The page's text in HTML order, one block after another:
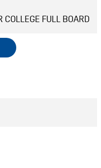
COLLEGE FULL BOARD